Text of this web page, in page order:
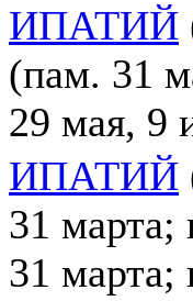
ИПАТИЙ
(пам. 31
29 мая, 9
ИПАТИЙ
31 марта;
31 марта;